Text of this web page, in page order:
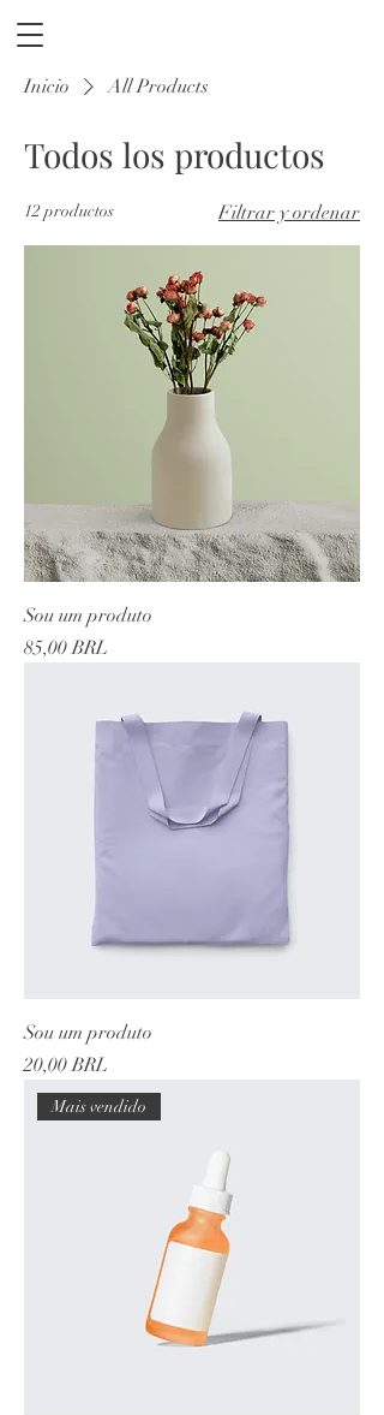
Inicio All Products
Todos los productos
12 productos Filtrar y ordenar
Sou um produto
Precio
85,00 BRL
Sou um produto
Precio
20,00 BRL
Mais vendido